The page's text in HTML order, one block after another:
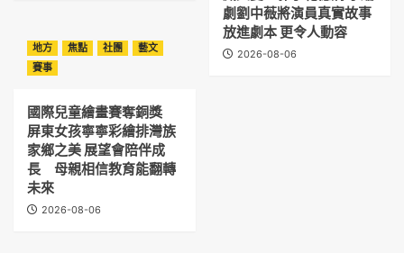
劇劉中薇將演員真實故事
放進劇本 更令人動容
2026-08-06
地方 焦點 社團
藝文
賽事
國際兒童繪畫賽奪銅獎
屏東女孩寧寧彩繪排灣族
家鄉之美 展望會陪伴成
長 母親相信教育能翻轉
未來
2026-08-06